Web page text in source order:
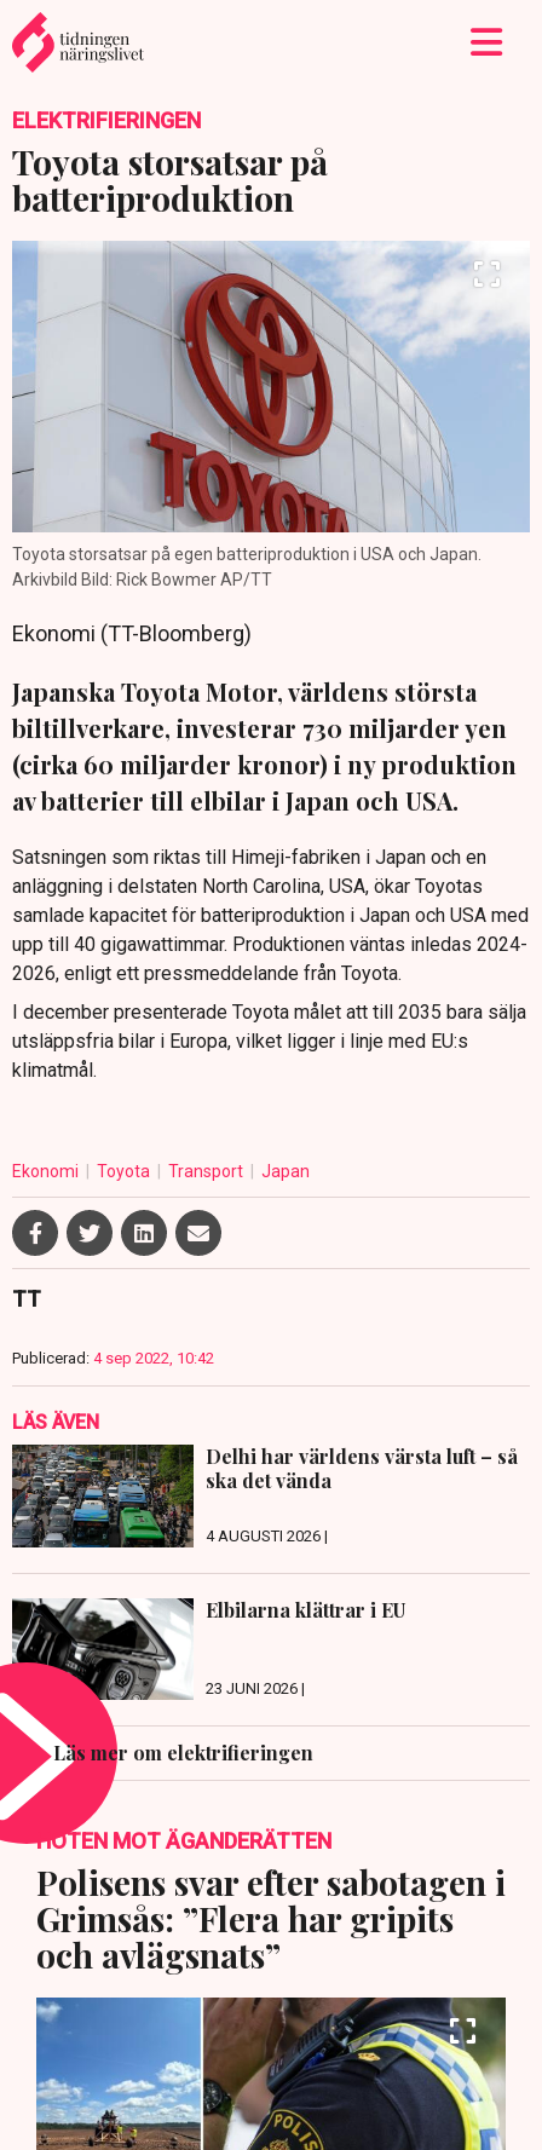
ELEKTRIFIERINGEN
Toyota storsatsar på
batteriproduktion
Toyota storsatsar på egen batteriproduktion i USA och Japan.
Arkivbild Bild: Rick Bowmer AP/TT
Ekonomi (TT-Bloomberg)
Japanska Toyota Motor, världens största
biltillverkare, investerar 730 miljarder yen
(cirka 60 miljarder kronor) i ny produktion
av batterier till elbilar i Japan och USA.
Satsningen som riktas till Himeji-fabriken i Japan och en
anläggning i delstaten North Carolina, USA, ökar Toyotas
samlade kapacitet för batteriproduktion i Japan och USA med
upp till 40 gigawattimmar. Produktionen väntas inledas 2024-
2026, enligt ett pressmeddelande från Toyota.
I december presenterade Toyota målet att till 2035 bara sälja
utsläppsfria bilar i Europa, vilket ligger i linje med EU:s
klimatmål.
Ekonomi Toyota Transport Japan
TT
Publicerad: 4 sep 2022, 10:42
LÄS ÄVEN
Delhi har världens värsta luft – så
ska det vända
4 AUGUSTI 2026 |
Elbilarna klättrar i EU
23 JUNI 2026 |
Läs mer om elektrifieringen
HOTEN MOT ÄGANDERÄTTEN
Polisens svar efter sabotagen i
Grimsås: ”Flera har gripits
och avlägsnats”